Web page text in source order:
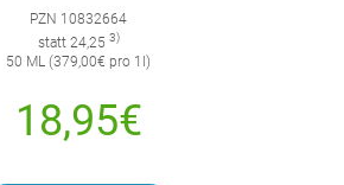
PZN 10832664
statt 24,25 3)
50 ML (379,00€ pro 1l)
18,95€